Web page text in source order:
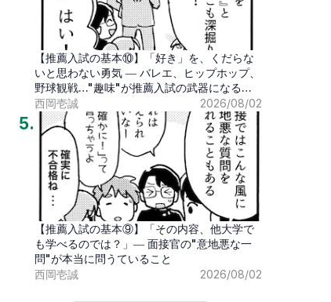
【推薦入試の基本⑩】「好き」を、くだらな
いと思わない勇気 ― バレエ、ヒップホップ、
野球観戦…"趣味"が推薦入試の武器になる時
代
西岡壱誠 2026/08/02
5.
【推薦入試の基本⑨】「その内容、他大学で
も学べるのでは？」― 面接官の"意地悪な一
問"が本当に問うていること
西岡壱誠
2026/08/02